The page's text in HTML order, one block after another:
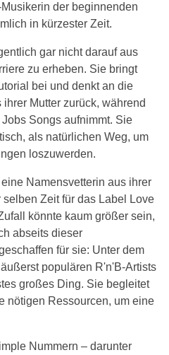
der beginnenden
in kürzester Zeit.
gar nicht darauf aus
zu erheben. Sie bringt
bei und denkt an die
Mutter zurück, während
Songs aufnimmt. Sie
als natürlichen Weg, um
loszuwerden.
Namensvetterin aus ihrer
selben Zeit für das Label Love
könnte kaum größer sein,
abseits dieser
für sie: Unter dem
populären R'n'B-Artists
großes Ding. Sie begleitet
nötigen Ressourcen, um eine
Nummern – darunter